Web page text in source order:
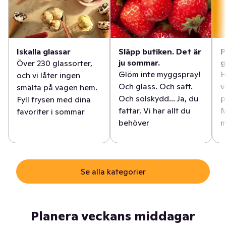
Iskalla glassar
Över 230 glassorter,
och vi låter ingen
smälta på vägen hem.
Fyll frysen med dina
favoriter i sommar
Släpp butiken. Det är
ju sommar.
Glöm inte myggspray!
Och glass. Och saft.
Och solskydd... Ja, du
fattar. Vi har allt du
behöver
Se alla kategorier
Planera veckans middagar